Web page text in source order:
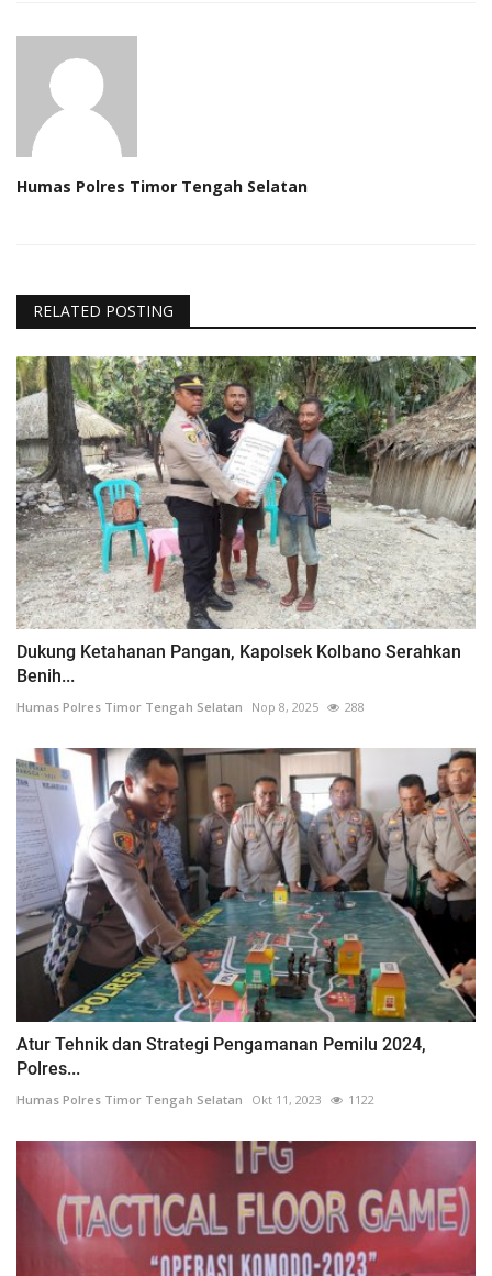
Humas Polres Timor Tengah Selatan
RELATED POSTING
Dukung Ketahanan Pangan, Kapolsek Kolbano Serahkan
Benih...
Humas Polres Timor Tengah Selatan Nop 8, 2025 288
Atur Tehnik dan Strategi Pengamanan Pemilu 2024,
Polres...
Humas Polres Timor Tengah Selatan Okt 11, 2023 1122